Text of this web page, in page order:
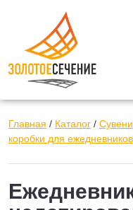
Главная / Каталог /
коробки для ежедневников